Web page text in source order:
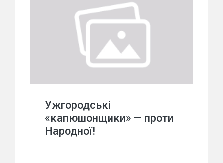
Ужгородські
«капюшонщики» — проти
Народної!